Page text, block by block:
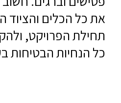
את כל הכלים והציוד
תחילת הפרויקט,
כל הנחיות הבטיחות